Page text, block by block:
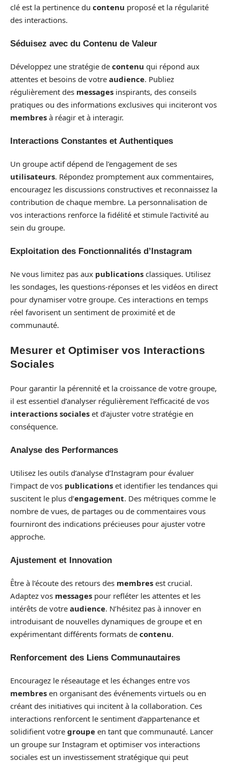
clé est la pertinence du contenu proposé et la régularité
des interactions.
Séduisez avec du Contenu de Valeur
Développez une stratégie de contenu qui répond aux
attentes et besoins de votre audience. Publiez
régulièrement des messages inspirants, des conseils
pratiques ou des informations exclusives qui inciteront vos
membres à réagir et à interagir.
Interactions Constantes et Authentiques
Un groupe actif dépend de l’engagement de ses
utilisateurs. Répondez promptement aux commentaires,
encouragez les discussions constructives et reconnaissez la
contribution de chaque membre. La personnalisation de
vos interactions renforce la fidélité et stimule l’activité au
sein du groupe.
Exploitation des Fonctionnalités d’Instagram
Ne vous limitez pas aux publications classiques. Utilisez
les sondages, les questions-réponses et les vidéos en direct
pour dynamiser votre groupe. Ces interactions en temps
réel favorisent un sentiment de proximité et de
communauté.
Mesurer et Optimiser vos Interactions
Sociales
Pour garantir la pérennité et la croissance de votre groupe,
il est essentiel d’analyser régulièrement l’efficacité de vos
interactions sociales et d’ajuster votre stratégie en
conséquence.
Analyse des Performances
Utilisez les outils d’analyse d’Instagram pour évaluer
l’impact de vos publications et identifier les tendances qui
suscitent le plus d’engagement. Des métriques comme le
nombre de vues, de partages ou de commentaires vous
fourniront des indications précieuses pour ajuster votre
approche.
Ajustement et Innovation
Être à l’écoute des retours des membres est crucial.
Adaptez vos messages pour refléter les attentes et les
intérêts de votre audience. N’hésitez pas à innover en
introduisant de nouvelles dynamiques de groupe et en
expérimentant différents formats de contenu.
Renforcement des Liens Communautaires
Encouragez le réseautage et les échanges entre vos
membres en organisant des événements virtuels ou en
créant des initiatives qui incitent à la collaboration. Ces
interactions renforcent le sentiment d’appartenance et
solidifient votre groupe en tant que communauté. Lancer
un groupe sur Instagram et optimiser vos interactions
sociales est un investissement stratégique qui peut